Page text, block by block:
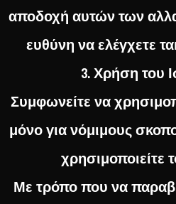
αποδοχή αυτών των
ευθύνη να ελέγχετε
3. Χρήση του
Συμφωνείτε να
μόνο για νόμιμους
χρησιμοποιείτε
Με τρόπο που να